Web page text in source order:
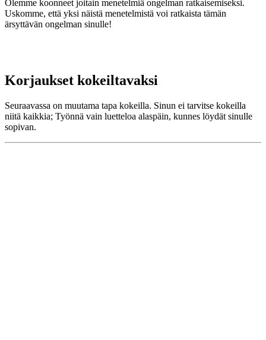
Olemme koonneet joitain menetelmiä ongelman ratkaisemiseksi.
Uskomme, että yksi näistä menetelmistä voi ratkaista tämän
ärsyttävän ongelman sinulle!
Korjaukset kokeiltavaksi
Seuraavassa on muutama tapa kokeilla. Sinun ei tarvitse kokeilla
niitä kaikkia; Työnnä vain luetteloa alaspäin, kunnes löydät sinulle
sopivan.